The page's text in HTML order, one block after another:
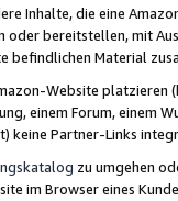
Inhalte, die eine
bereitstellen, mit
befindlichen Material
Website
einem Forum, einem
keine Partner-Links
zu umgehen
im Browser eines